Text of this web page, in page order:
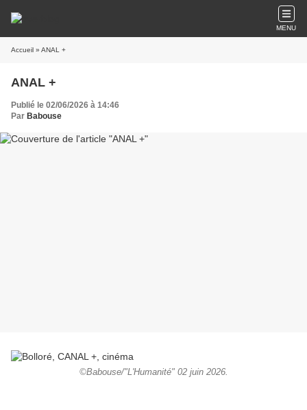
MENU
Accueil » ANAL +
ANAL +
Publié le 02/06/2026 à 14:46
Par Babouse
©Babouse/"L'Humanité" 02 juin 2026.